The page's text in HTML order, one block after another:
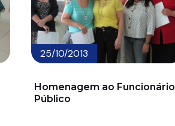
25/10/2013
Homenagem ao Funcionário
Público